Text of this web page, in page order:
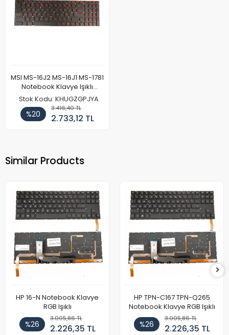
MSI MS-16J2 MS-16J1 MS-1781
Notebook Klavye Işıklı
Kırmızı
Stok Kodu: KHUGZGPJYA
%20
3.416,40 TL
2.733,12 TL
Similar Products
HP 16-N Notebook Klavye
RGB Işıklı
%26
3.005,86 TL
2.226,35 TL
HP TPN-C167 TPN-Q265
Notebook Klavye RGB Işıklı
%26
3.005,86 TL
2.226,35 TL